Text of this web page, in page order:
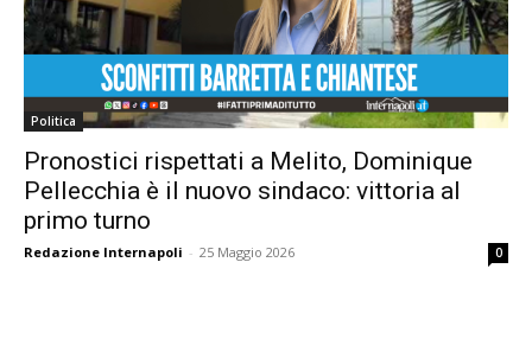
Politica
Pronostici rispettati a Melito, Dominique
Pellecchia è il nuovo sindaco: vittoria al
primo turno
Redazione Internapoli - 25 Maggio 2026 0